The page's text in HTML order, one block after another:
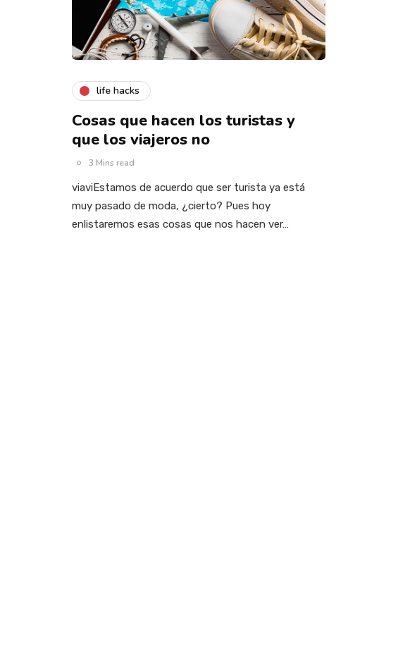
life hacks
Cosas que hacen los turistas y
que los viajeros no
3 Mins read
viaviEstamos de acuerdo que ser turista ya está
muy pasado de moda, ¿cierto? Pues hoy
enlistaremos esas cosas que nos hacen ver…